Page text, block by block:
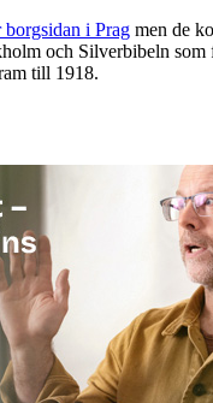
borgsidan i Prag men de
och Silverbibeln
till 1918.